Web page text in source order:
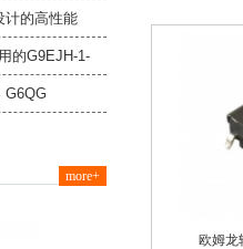
计的高性能
的G9EJH-1-
G6QG
more+
欧姆龙